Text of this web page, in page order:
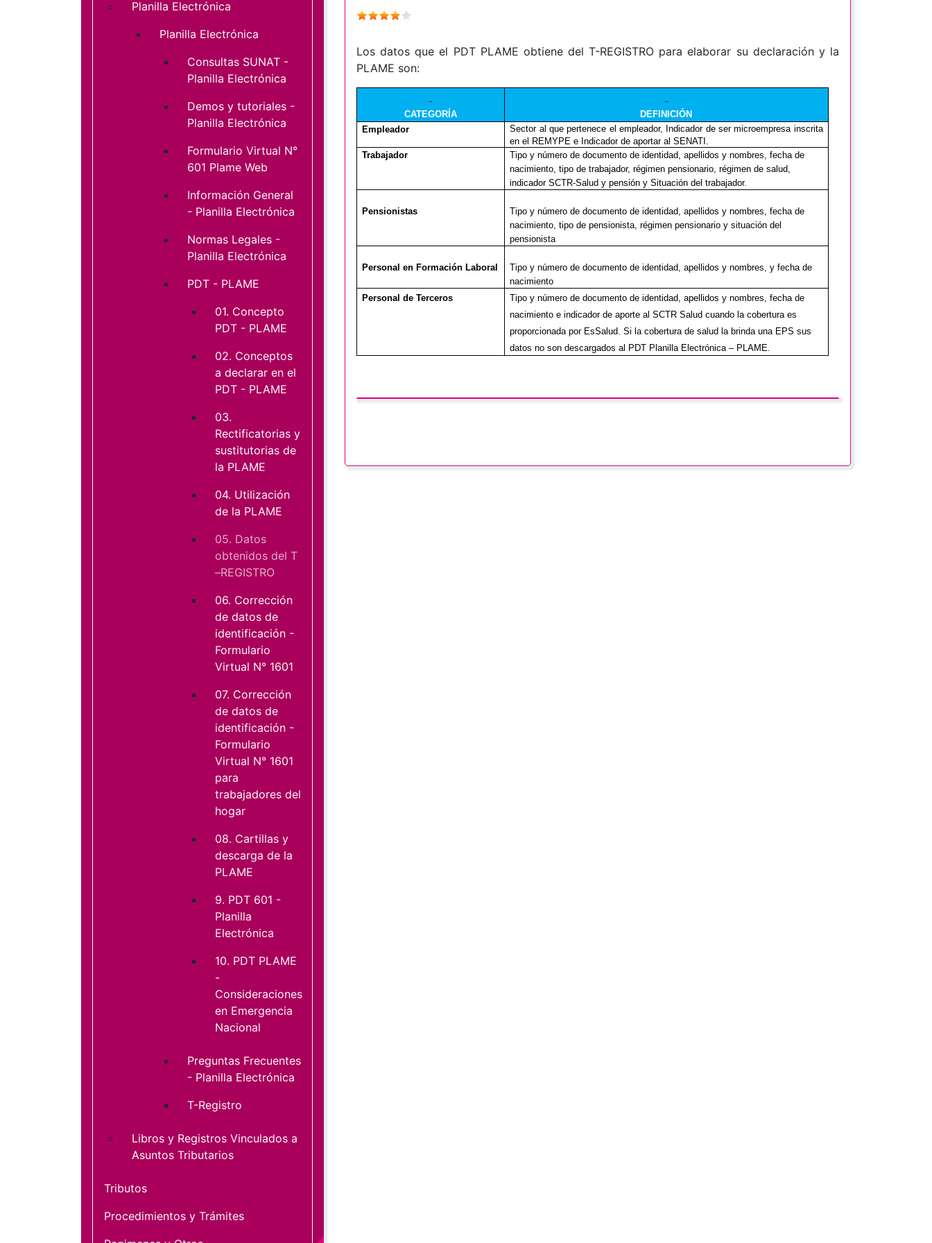
Los datos que el PDT PLAME obtiene del T-REGISTRO para elaborar su declaración y la
PLAME son:
CATEGORÍA
DEFINICIÓN
Empleador
Sector al que pertenece el empleador, Indicador de ser microempresa inscrita
en el REMYPE e Indicador de aportar al SENATI.
Trabajador
Tipo y número de documento de identidad, apellidos y nombres, fecha de
nacimiento, tipo de trabajador, régimen pensionario, régimen de salud,
indicador SCTR-Salud y pensión y Situación del trabajador.
Pensionistas
Tipo y número de documento de identidad, apellidos y nombres, fecha de
nacimiento, tipo de pensionista, régimen pensionario y situación del
pensionista
Personal en Formación Laboral
Tipo y número de documento de identidad, apellidos y nombres, y fecha de
nacimiento
Personal de Terceros
Tipo y número de documento de identidad, apellidos y nombres, fecha de
nacimiento e indicador de aporte al SCTR Salud cuando la cobertura es
proporcionada por EsSalud. Si la cobertura de salud la brinda una EPS sus
datos no son descargados al PDT Planilla Electrónica – PLAME
Planilla Electrónica
Planilla Electrónica
Consultas SUNAT -
Planilla Electrónica
Demos y tutoriales -
Planilla Electrónica
Formulario Virtual N°
601 Plame Web
Información General
- Planilla Electrónica
Normas Legales -
Planilla Electrónica
PDT - PLAME
01. Concepto
PDT - PLAME
02. Conceptos
a declarar en el
PDT - PLAME
03.
Rectificatorias y
sustitutorias de
la PLAME
04. Utilización
de la PLAME
05. Datos
obtenidos del T
–REGISTRO
06. Corrección
de datos de
identificación -
Formulario
Virtual N° 1601
07. Corrección
de datos de
identificación -
Formulario
Virtual N° 1601
para
trabajadores del
hogar
08. Cartillas y
descarga de la
PLAME
9. PDT 601 -
Planilla
Electrónica
10. PDT PLAME
-
Consideraciones
en Emergencia
Nacional
Preguntas Frecuentes
- Planilla Electrónica
T-Registro
Libros y Registros Vinculados a
Asuntos Tributarios
Tributos
Procedimientos y Trámites